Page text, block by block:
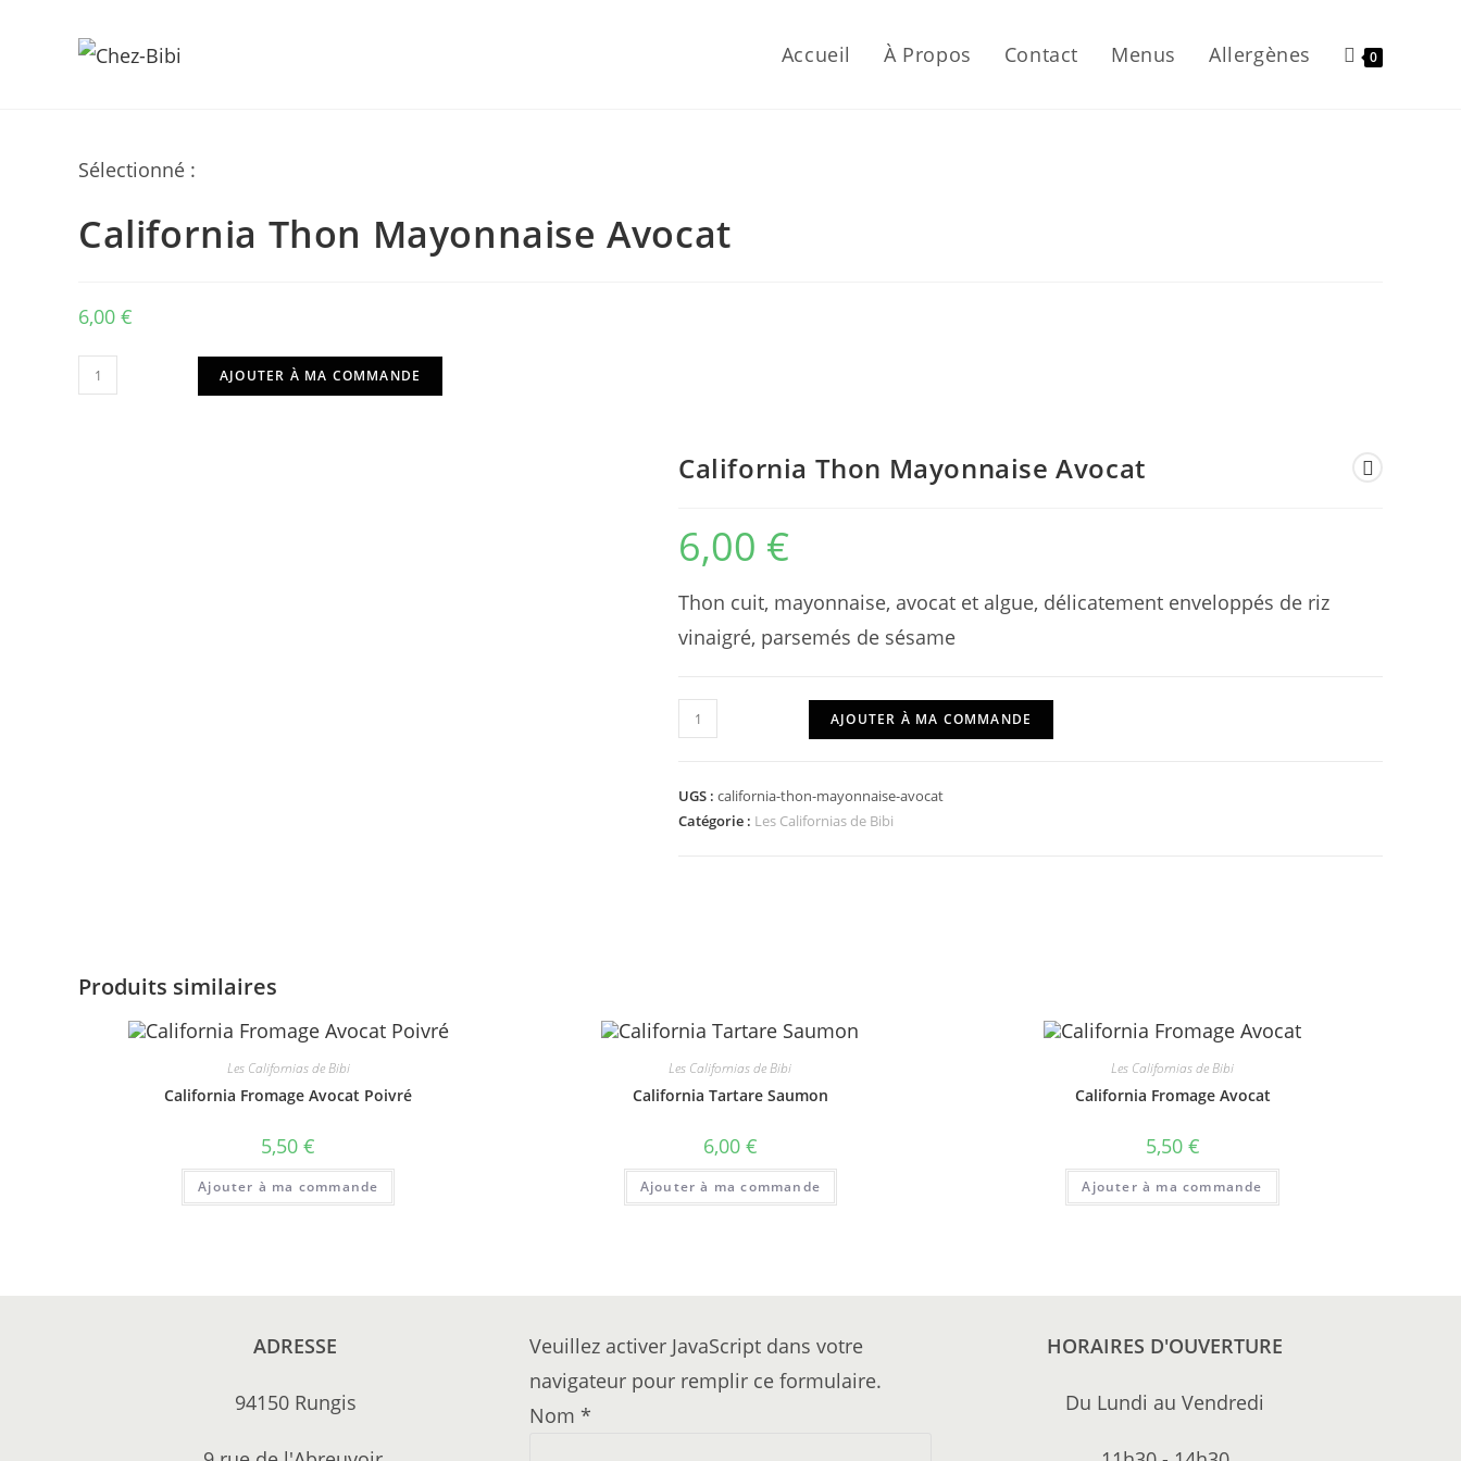
Accueil À Propos Contact Menus Allergènes 0
Sélectionné :
California Thon Mayonnaise Avocat
6,00 €
quantité
de
AJOUTER À MA COMMANDE
California Thon Mayonnaise Avocat
6,00 €
Thon cuit, mayonnaise, avocat et algue, délicatement enveloppés de riz
vinaigré, parsemés de sésame
quantité
de
Thon
Mayonnaise
AJOUTER À MA COMMANDE
UGS : california-thon-mayonnaise-avocat
Catégorie : Les Californias de Bibi
Produits similaires
Les Californias de Bibi
California Fromage Avocat Poivré
5,50€
Ajouter à ma commande
Les Californias de Bibi
California Tartare Saumon
6,00 €
Ajouter à ma commande
Les Californias de Bibi
California Fromage Avocat
5,50 €
Ajouter à ma commande
ADRESSE
94150 Rungis
Veuillez activer JavaScript dans votre
navigateur pour remplir ce formulaire.
Nom *
HORAIRES D'OUVERTURE
Du Lundi au Vendredi